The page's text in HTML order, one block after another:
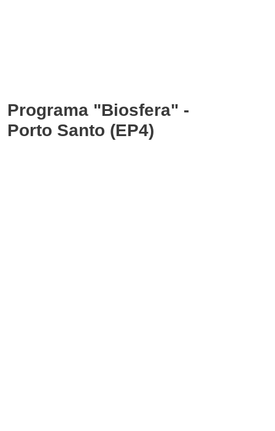
Programa "Biosfera" -
Porto Santo (EP4)